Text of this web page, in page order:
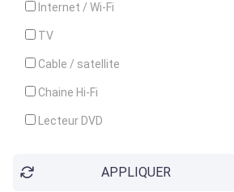
Internet / Wi-Fi
TV
Cable / satellite
Chaine Hi-Fi
Lecteur DVD
APPLIQUER